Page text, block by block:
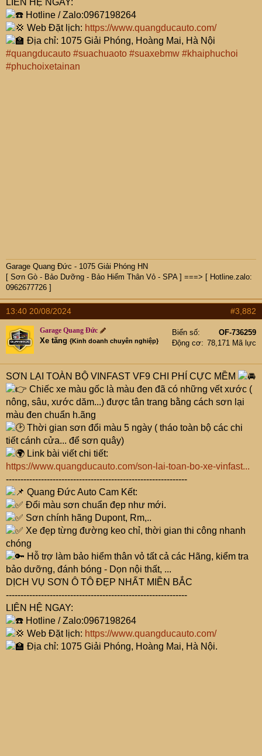
LIÊN HỆ NGAY:
Hotline / Zalo:0967198264
Web Đặt lịch: https://www.quangducauto.com/
Địa chỉ: 1075 Giải Phóng, Hoàng Mai, Hà Nội
#quangducauto #suachuaoto #suaxebmw #khaiphuchoi
#phuchoixetainan
Garage Quang Đức - 1075 Giải Phóng HN
[ Sơn Gò - Bảo Dưỡng - Bảo Hiểm Thân Vỏ - SPA ] ===> [ Hotline.zalo:
0962677726 ]
13:40 20/08/2024 #3,882
Garage Quang Đức
Xe tăng {Kinh doanh chuyên nghiệp}
Biển số
OF-736259
Động cơ
78,171 Mã lực
SƠN LẠI TOÀN BỘ VINFAST VF9 CHI PHÍ CỰC MỀM
Chiếc xe màu gốc là màu đen đã có những vết xước (
nông, sâu, xước dăm...) được tân trang bằng cách sơn lại
màu đen chuẩn h.ãng
Thời gian sơn đổi màu 5 ngày ( tháo toàn bộ các chi
tiết cánh cửa... để sơn quây)
Link bài viết chi tiết:
https://www.quangducauto.com/son-lai-toan-bo-xe-vinfast...
--------------------------------------------------------------
Quang Đức Auto Cam Kết:
Đổi màu sơn chuẩn đẹp như mới.
Sơn chính hãng Dupont, Rm,..
Xe đẹp từng đường keo chỉ, thời gian thi công nhanh
chóng
Hỗ trợ làm bảo hiểm thân vỏ tất cả các Hãng, kiểm tra
bảo dưỡng, đánh bóng - Dọn nội thất, ...
DỊCH VỤ SƠN Ô TÔ ĐẸP NHẤT MIỀN BẮC
--------------------------------------------------------------
LIÊN HỆ NGAY:
Hotline / Zalo:0967198264
Web Đặt lịch: https://www.quangducauto.com/
Địa chỉ: 1075 Giải Phóng, Hoàng Mai, Hà Nội.